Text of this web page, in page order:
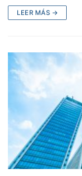
LEER MÁS →